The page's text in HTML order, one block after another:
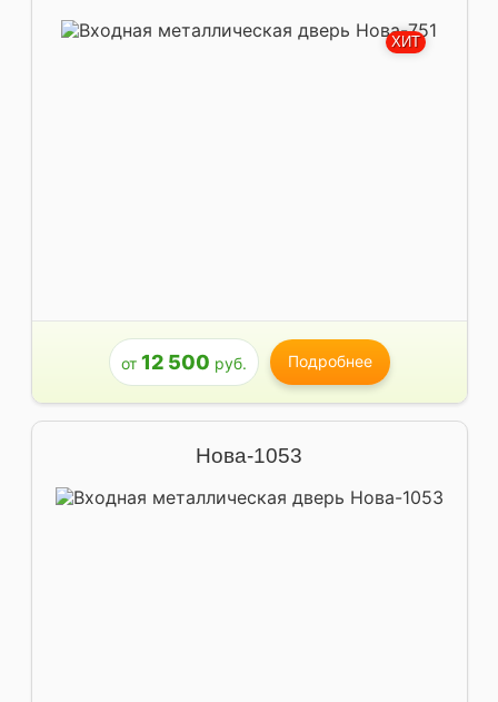
ХИТ
от 12 500 руб. Подробнее
Нова-1053